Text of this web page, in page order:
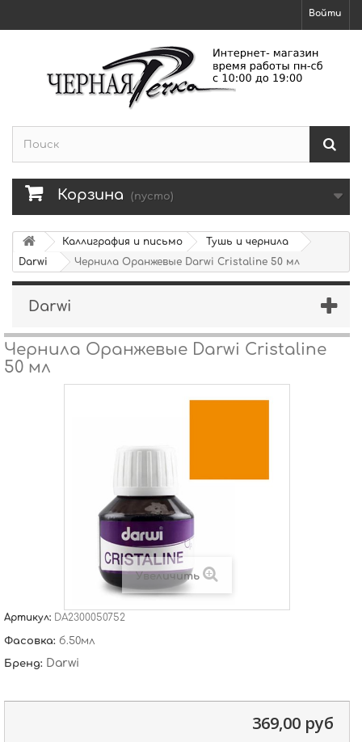
Войти
Корзина (пусто)
Каллиграфия и письмо
Тушь и чернила
Darwi
Чернила Оранжевые Darwi Cristaline 50 мл
Darwi
Чернила Оранжевые Darwi Cristaline
50 мл
Увеличить
Артикул: DA2300050752
Фасовка: б.50мл
Бренд: Darwi
369,00 руб